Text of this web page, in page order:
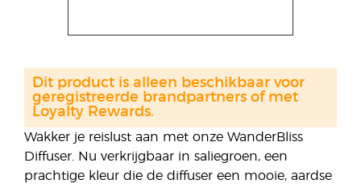
Wakker je reislust aan met onze WanderBliss
Diffuser. Nu verkrijgbaar in saliegroen, een
prachtige kleur die de diffuser een mooie, aardse
Dit product is alleen beschikbaar voor
geregistreerde brandpartners of met
Loyalty Rewards.